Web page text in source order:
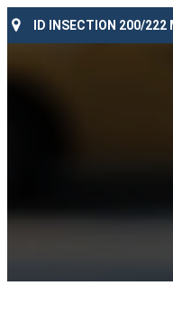
ID INSECTION 200/